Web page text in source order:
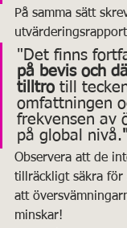
På samma sätt
"Det finns
på bevis och
tilltro till
omfattningen
frekvensen av
på global nivå.
Observera att de
tillräckligt säkra för
att
minskar!